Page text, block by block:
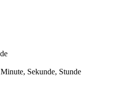
Sekunde, Stunde